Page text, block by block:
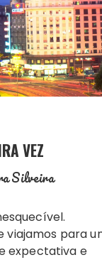
VEZ
Silveira
viajamos para
expectativa e